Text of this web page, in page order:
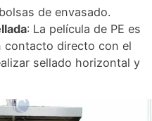
de envasado.
: La película de PE es
contacto directo con el
sellado horizontal y